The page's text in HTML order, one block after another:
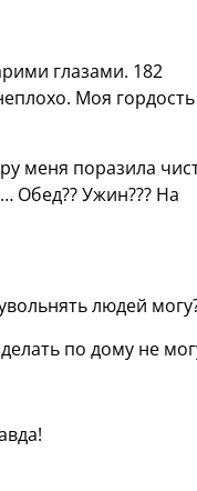
глазами. 182
Моя гордость
меня поразила
Обед?? Ужин??? На
людей
по дому не